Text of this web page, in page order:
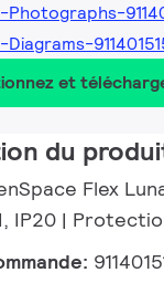
et
du
Flex
IP20 |